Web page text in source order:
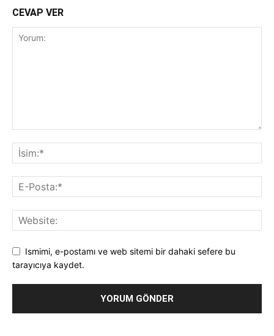
CEVAP VER
Ismimi, e-postamı ve web sitemi bir dahaki sefere bu
tarayıcıya kaydet.